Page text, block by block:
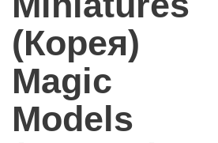
(Корея)
Magic
Models